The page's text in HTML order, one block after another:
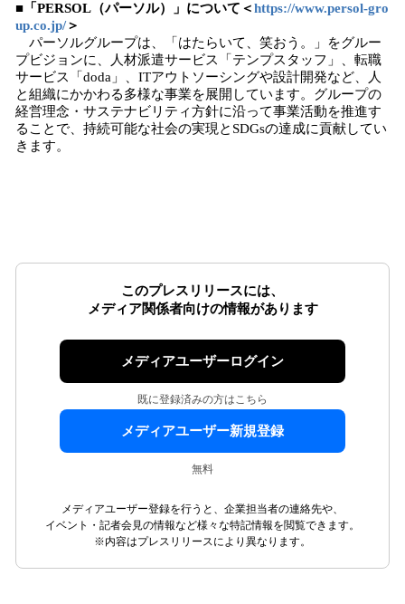
■「PERSOL（パーソル）」について＜https://www.persol-gro
up.co.jp/＞
パーソルグループは、「はたらいて、笑おう。」をグルー
プビジョンに、人材派遣サービス「テンプスタッフ」、転職
サービス「doda」、ITアウトソーシングや設計開発など、人
と組織にかかわる多様な事業を展開しています。グループの
経営理念・サステナビリティ方針に沿って事業活動を推進す
ることで、持続可能な社会の実現とSDGsの達成に貢献してい
きます。
このプレスリリースには、
メディア関係者向けの情報があります
メディアユーザーログイン
既に登録済みの方はこちら
メディアユーザー新規登録
無料
メディアユーザー登録を行うと、企業担当者の連絡先や、
イベント・記者会見の情報など様々な特記情報を閲覧できます。
※内容はプレスリリースにより異なります。